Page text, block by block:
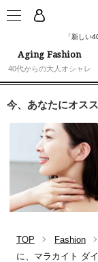
「新しい
Aging Fashion
40代からの大人オシャレ
今、あなたにオスス
TOP Fashion
に、マラカイト ダ